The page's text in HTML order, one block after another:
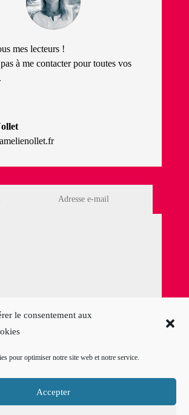
le consentement aux
pour optimiser notre site web et notre service.
Accepter
mes lecteurs !
à me contacter pour toutes vos
cette case, j'accepte la
message